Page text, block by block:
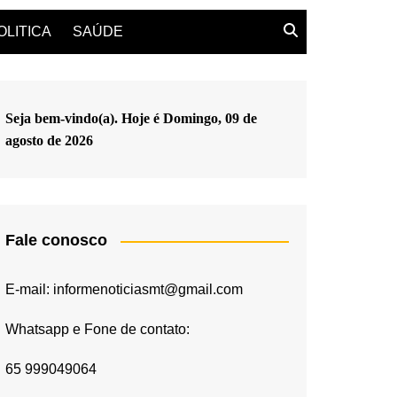
SAÚDE
Seja bem-vindo(a). Hoje é Domingo, 09 de
agosto de 2026
Fale conosco
E-mail: informenoticiasmt@gmail.com
Whatsapp e Fone de contato:
65 999049064